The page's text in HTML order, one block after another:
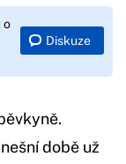
o
Diskuze
době už